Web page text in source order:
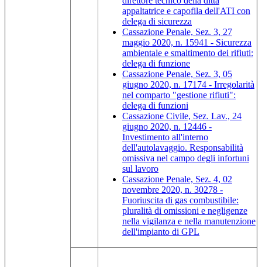
appaltatrice e capofila dell'ATI con
delega di sicurezza
Cassazione Penale, Sez. 3, 27
maggio 2020, n. 15941 - Sicurezza
ambientale e smaltimento dei rifiuti:
delega di funzione
Cassazione Penale, Sez. 3, 05
giugno 2020, n. 17174 - Irregolarità
nel comparto "gestione rifiuti":
delega di funzioni
Cassazione Civile, Sez. Lav., 24
giugno 2020, n. 12446 -
Investimento all'interno
dell'autolavaggio. Responsabilità
omissiva nel campo degli infortuni
sul lavoro
Cassazione Penale, Sez. 4, 02
novembre 2020, n. 30278 -
Fuoriuscita di gas combustibile:
pluralità di omissioni e negligenze
nella vigilanza e nella manutenzione
dell'impianto di GPL